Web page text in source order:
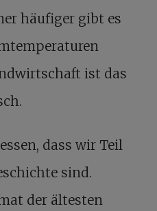
häufiger gibt es
ist das
dass wir Teil
sind.
der ältesten